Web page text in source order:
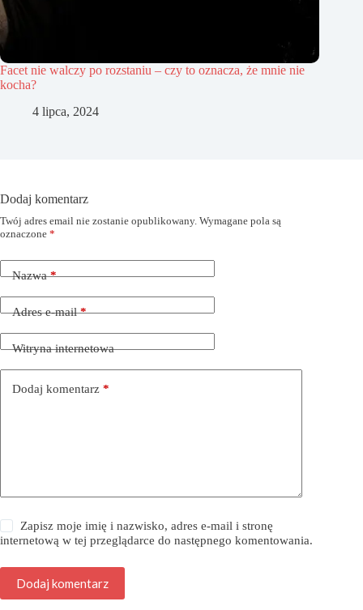
Facet nie walczy po rozstaniu – czy to oznacza, że mnie nie
kocha?
4 lipca, 2024
Dodaj komentarz
Twój adres email nie zostanie opublikowany. Wymagane pola są
oznaczone *
Nazwa*
Adres e-mail*
Witryna internetowa
Dodaj komentarz *
Zapisz moje imię i nazwisko, adres e-mail i stronę
internetową w tej przeglądarce do następnego komentowania.
Dodaj komentarz